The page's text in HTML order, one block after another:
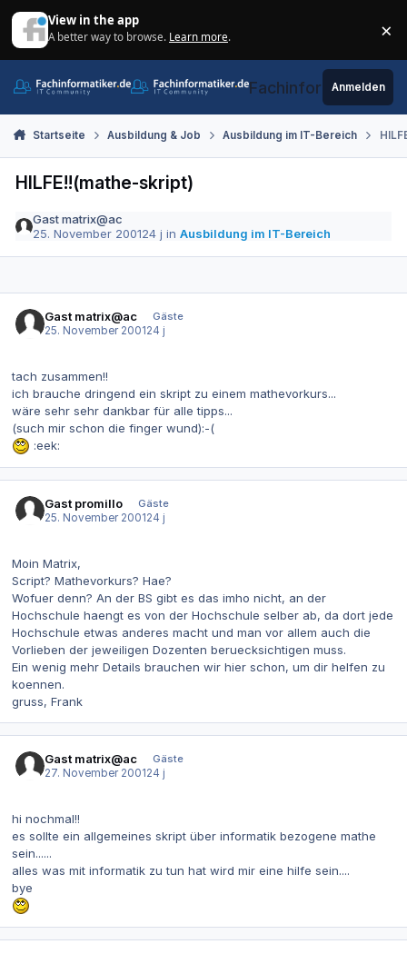
View in the app
A better way to browse. Learn more. ×
Fachinformatiker.de
Anmelden
Startseite Ausbildung & Job Ausbildung im IT-Bereich
HILFE!!(mathe-skript)
Gast matrix@ac
25. November 200124 j inAusbildung im IT-Bereich
Gast matrix@ac
Gäste
25. November 2001 24 j
tach zusammen!!
ich brauche dringend ein skript zu einem mathevorkurs...
wäre sehr sehr dankbar für alle tipps...
(such mir schon die finger wund):-(
:eek:
Gast promillo
Gäste
25. November 2001 24 j
Moin Matrix,
Script? Mathevorkurs? Hae?
Wofuer denn? An der BS gibt es das imho nicht, an der
Hochschule haengt es von der Hochschule selber ab, da dort jede
Hochschule etwas anderes macht und man vor allem auch die
Vorlieben der jeweiligen Dozenten beruecksichtigen muss.
Ein wenig mehr Details brauchen wir hier schon, um dir helfen zu
koennen.
gruss, Frank
Gast matrix@ac
Gäste
27. November 2001 24 j
hi nochmal!!
es sollte ein allgemeines skript über informatik bezogene mathe
sein......
alles was mit informatik zu tun hat wird mir eine hilfe sein....
bye